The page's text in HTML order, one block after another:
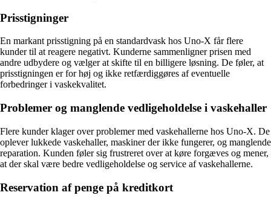
Prisstigninger
En markant prisstigning på en standardvask hos Uno-X får flere
kunder til at reagere negativt. Kunderne sammenligner prisen med
andre udbydere og vælger at skifte til en billigere løsning. De føler, at
prisstigningen er for høj og ikke retfærdiggøres af eventuelle
forbedringer i vaskekvalitet.
Problemer og manglende vedligeholdelse i vaskehaller
Flere kunder klager over problemer med vaskehallerne hos Uno-X. De
oplever lukkede vaskehaller, maskiner der ikke fungerer, og manglende
reparation. Kunden føler sig frustreret over at køre forgæves og mener,
at der skal være bedre vedligeholdelse og service af vaskehallerne.
Reservation af penge på kreditkort